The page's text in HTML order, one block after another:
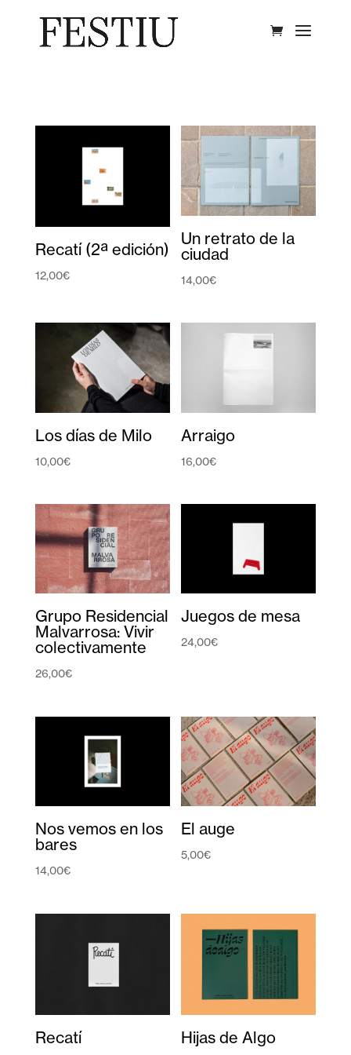
Recatí (2ª edición)
12,00€
Un retrato de la
ciudad
14,00€
Los días de Milo
10,00€
Arraigo
16,00€
Grupo Residencial
Malvarrosa: Vivir
colectivamente
26,00€
Juegos de mesa
24,00€
Nos vemos en los
bares
14,00€
El auge
5,00€
Recatí Hijas de Algo